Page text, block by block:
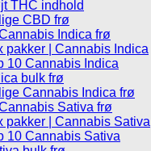
THC indhold
CBD frø
Indica frø
pakker | Cannabis Indica
10 Cannabis Indica
bulk frø
Cannabis Indica frø
Sativa frø
pakker | Cannabis Sativa
10 Cannabis Sativa